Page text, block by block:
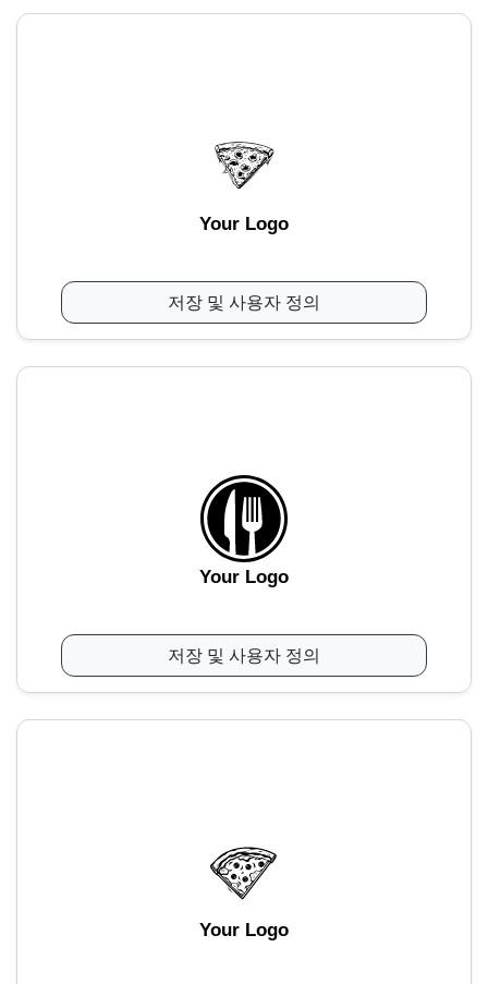
Your Logo
저장 및 사용자 정의
Your Logo
저장 및 사용자 정의
Your Logo